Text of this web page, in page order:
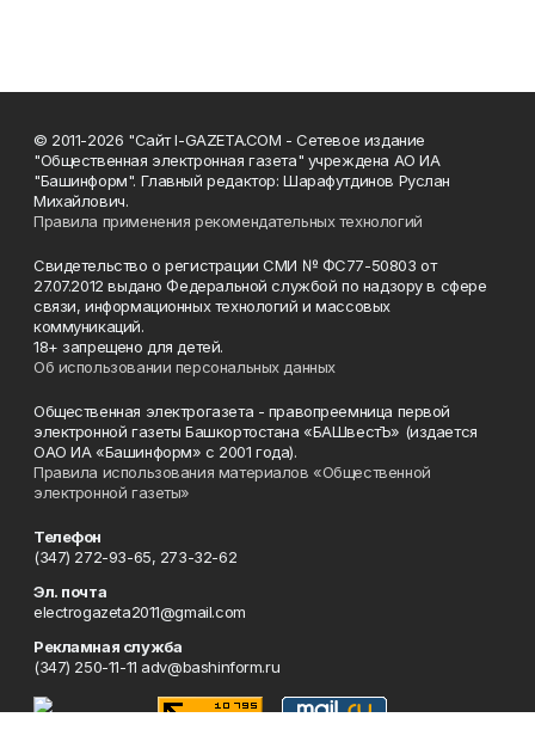
© 2011-2026 "Сайт I-GAZETA.COM - Сетевое издание
"Общественная электронная газета" учреждена АО ИА
"Башинформ". Главный редактор: Шарафутдинов Руслан
Михайлович.
Правила применения рекомендательных технологий
Свидетельство о регистрации СМИ № ФС77-50803 от
27.07.2012 выдано Федеральной службой по надзору в сфере
связи, информационных технологий и массовых
коммуникаций.
18+ запрещено для детей.
Об использовании персональных данных
Общественная электрогазета - правопреемница первой
электронной газеты Башкортостана «БАШвестЪ» (издается
ОАО ИА «Башинформ» с 2001 года).
Правила использования материалов «Общественной
электронной газеты»
Телефон
(347) 272-93-65, 273-32-62
Эл. почта
electrogazeta2011@gmail.com
Рекламная служба
(347) 250-11-11 adv@bashinform.ru